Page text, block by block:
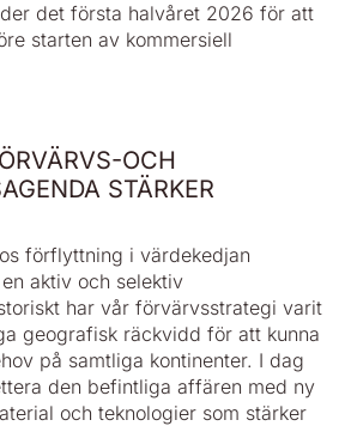
det första halvåret 2026 för att
starten av kommersiell
OCH
STÄRKER
förflyttning i värdekedjan
aktiv och selektiv
har vår förvärvsstrategi varit
geografisk räckvidd för att kunna
på samtliga kontinenter. I dag
den befintliga affären med ny
och teknologier som stärker